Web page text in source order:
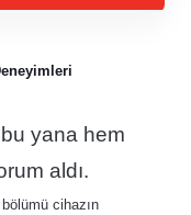
yana hem
aldı.
cihazın